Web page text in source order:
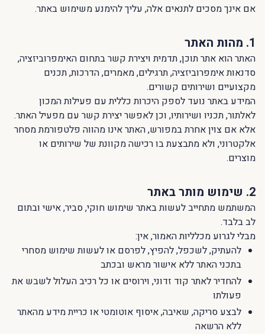
אם אינך מסכים לתנאים אלה, עליך להימנע משימוש באתר.
1. מהות האתר
האתר הוא אתר תוכן, תדמית ויצירת קשר בתחום האימפרוביזציה,
סדנאות אימפרוביזציה, תרגילים, מאמרים, הדרכות, תכנים
מקצועיים ושירותים קשורים.
המידע באתר נועד לספק היכרות כללית עם פעילות המכון
לאלתור, תכניו ושירותיו, וכן לאפשר יצירת קשר עם מפעיל האתר.
אלא אם צוין אחרת במפורש, האתר אינו מהווה פלטפורמת מסחר
אלקטרוני, ולא מתבצעת בו רכישה מקוונת של שירותים או
מוצרים.
2. שימוש מותר באתר
המשתמש מתחייב לעשות באתר שימוש חוקי, סביר, אישי ובתום
לב בלבד.
מבלי לגרוע מכלליות האמור, אין:
להעתיק, לשכפל, להפיץ, לפרסם או לעשות שימוש מסחרי
בתכני האתר ללא אישור מראש ובכתב
להחדיר לאתר קוד זדוני, וירוסים או כל רכיב העלול לשבש את
פעולתו
לבצע סריקה, שאיבה, איסוף אוטומטי או כריית מידע מהאתר
ללא הרשאה